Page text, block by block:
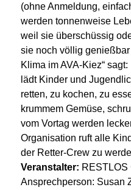
(ohne Anmeldung,
werden tonnenweise
weil sie überschüssig
sie noch völlig genießbar
Klima im AVA-Kiez“
lädt Kinder und
retten, zu kochen, zu
krummem Gemüse,
vom Vortag werden
Organisation ruft alle
der Retter-Crew zu
Veranstalter: RESTLOS
Ansprechperson: Susan